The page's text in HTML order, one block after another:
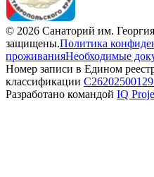
© 2026 Санаторий им.
защищены.Политика
проживанияНеобходимые
Номер записи в Едином
классификации
Разработано командой IQ